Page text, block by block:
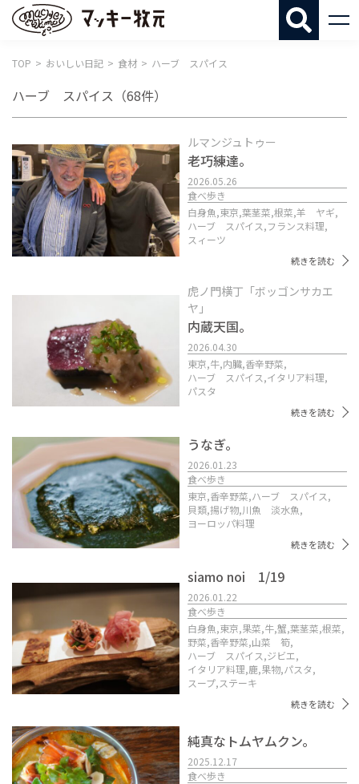
TOP おいしい日記 食材 ハーブ スパイス
ハーブ スパイス （68件）
ルマンジュトゥー
老巧練達。
2026.05.26
食べ歩き
白身魚,東京,葉茎菜,根菜,羊 ヤギ,
ハーブ スパイス,フランス料理,
スィーツ
続きを読む
虎ノ門横丁「ボッゴンサカエ
ヤ」
内蔵天国。
2026.04.30
東京,牛,内臓,香辛野菜,
ハーブ スパイス,イタリア料理,
パスタ
続きを読む
うなぎ。
2026.01.23
食べ歩き
東京,香辛野菜,ハーブ スパイス,
貝類,揚げ物,川魚 淡水魚,
ヨーロッパ料理
続きを読む
siamo noi 1/19
2026.01.22
食べ歩き
白身魚,東京,果菜,牛,蟹,葉茎菜,根菜,
野菜,香辛野菜,山菜 筍,
ハーブ スパイス,ジビエ,
イタリア料理,鹿,果物,パスタ,
スープ,ステーキ
続きを読む
純真なトムヤムクン。
2025.12.17
食べ歩き